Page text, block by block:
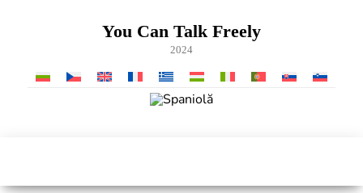
You Can Talk Freely
2024